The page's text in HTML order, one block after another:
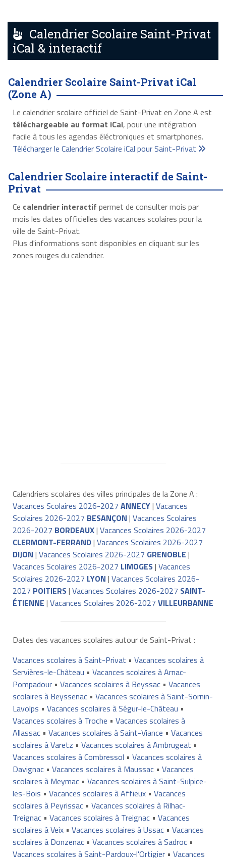
Calendrier Scolaire Saint-Privat
iCal & interactif
Calendrier Scolaire Saint-Privat iCal
(Zone A)
Le calendrier scolaire officiel de Saint-Privat en Zone A est
téléchargeable au format iCal, pour une intégration
facile à tous les agendas éléctroniques et smartphones.
Télécharger le Calendrier Scolaire iCal pour Saint-Privat
Calendrier Scolaire interactif de Saint-
Privat
Ce calendrier interactif permet de consulter mois par
mois les dates officielles des vacances scolaires pour la
ville de Saint-Privat.
Plus d'informations sont disponibles en cliquant sur les
zones rouges du calendrier.
Calendriers scolaires des villes principales de la Zone A :
Vacances Scolaires 2026-2027 ANNECY| Vacances
Scolaires 2026-2027 BESANÇON | Vacances Scolaires
2026-2027 BORDEAUX| Vacances Scolaires 2026-2027
CLERMONT-FERRAND| Vacances Scolaires 2026-2027
DIJON | Vacances Scolaires 2026-2027 GRENOBLE |
Vacances Scolaires 2026-2027 LIMOGES| Vacances
Scolaires 2026-2027 LYON | Vacances Scolaires 2026-
2027 POITIERS| Vacances Scolaires 2026-2027 SAINT-
ÉTIENNE | Vacances Scolaires 2026-2027 VILLEURBANNE
Dates des vacances scolaires autour de Saint-Privat :
Vacances scolaires à Saint-Privat • Vacances scolaires à
Servières-le-Château • Vacances scolaires à Arnac-
Pompadour• Vacances scolaires à Beyssac• Vacances
scolaires à Beyssenac• Vacances scolaires à Saint-Sornin-
Lavolps • Vacances scolaires à Ségur-le-Château •
Vacances scolaires à Troche • Vacances scolaires à
Allassac• Vacances scolaires à Saint-Viance • Vacances
scolaires à Varetz • Vacances scolaires à Ambrugeat •
Vacances scolaires à Combressol • Vacances scolaires à
Davignac• Vacances scolaires à Maussac• Vacances
scolaires à Meymac• Vacances scolaires à Saint-Sulpice-
les-Bois • Vacances scolaires à Affieux• Vacances
scolaires à Peyrissac• Vacances scolaires à Rilhac-
Treignac• Vacances scolaires à Treignac• Vacances
scolaires à Veix• Vacances scolaires à Ussac• Vacances
scolaires à Donzenac• Vacances scolaires à Sadroc•
Vacances scolaires à Saint-Pardoux-l'Ortigier• Vacances